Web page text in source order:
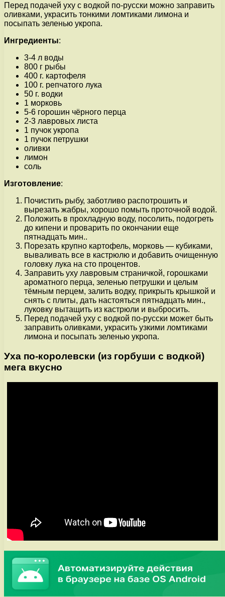
Перед подачей уху с водкой по-русски можно заправить
оливками, украсить тонкими ломтиками лимона и
посыпать зеленью укропа.
Ингредиенты:
3-4 л воды
800 г рыбы
400 г. картофеля
100 г. репчатого лука
50 г. водки
1 морковь
5-6 горошин чёрного перца
2-3 лавровых листа
1 пучок укропа
1 пучок петрушки
оливки
лимон
соль
Изготовление:
Почистить рыбу, заботливо распотрошить и
вырезать жабры, хорошо помыть проточной водой.
Положить в прохладную воду, посолить, подогреть
до кипени и проварить по окончании еще
пятнадцать мин..
Порезать крупно картофель, морковь — кубиками,
вываливать все в кастрюлю и добавить очищенную
головку лука на сто процентов.
Заправить уху лавровым страничкой, горошками
ароматного перца, зеленью петрушки и целым
тёмным перцем, залить водку, прикрыть крышкой и
снять с плиты, дать настояться пятнадцать мин.,
луковку вытащить из кастрюли и выбросить.
Перед подачей уху с водкой по-русски может быть
заправить оливками, украсить узкими ломтиками
лимона и посыпать зеленью укропа.
Уха по-королевски (из горбуши с водкой)
мега вкусно